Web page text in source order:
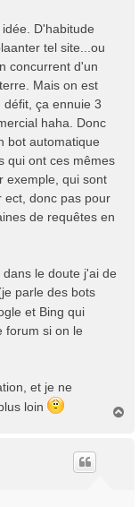
D'habitude
tel site...ou
concurrent d'un
Mais on est
ça ennuie 3
haha. Donc
bot automatique
qui ont ces mêmes
exemple, qui sont
ect, donc pas pour
de requêtes en
le doute j'ai de
parle des bots
et Bing qui
forum si on le
et je ne
loin